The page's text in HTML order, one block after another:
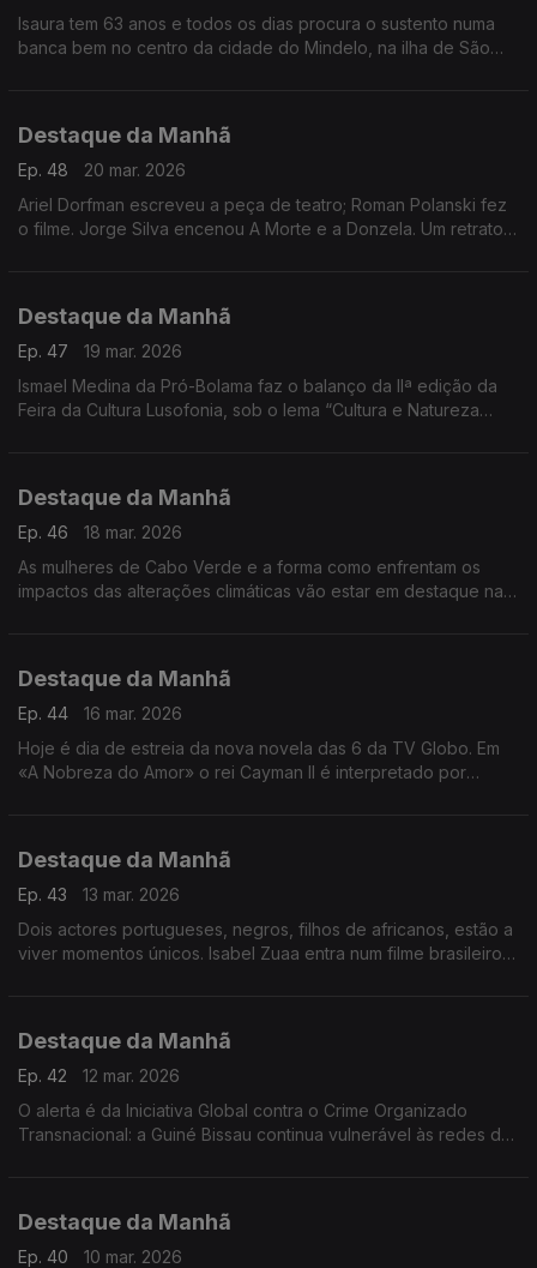
Isaura tem 63 anos e todos os dias procura o sustento numa
banca bem no centro da cidade do Mindelo, na ilha de São
Destaque da Manhã
Ep. 48
20 mar. 2026
Ariel Dorfman escreveu a peça de teatro; Roman Polanski fez
o filme. Jorge Silva encenou A Morte e a Donzela. Um retrato
Destaque da Manhã
Ep. 47
19 mar. 2026
Ismael Medina da Pró-Bolama faz o balanço da IIª edição da
Feira da Cultura Lusofonia, sob o lema “Cultura e Natureza
Destaque da Manhã
Ep. 46
18 mar. 2026
As mulheres de Cabo Verde e a forma como enfrentam os
impactos das alterações climáticas vão estar em destaque na
Destaque da Manhã
Ep. 44
16 mar. 2026
Hoje é dia de estreia da nova novela das 6 da TV Globo. Em
«A Nobreza do Amor» o rei Cayman II é interpretado por
Destaque da Manhã
Ep. 43
13 mar. 2026
Dois actores portugueses, negros, filhos de africanos, estão a
viver momentos únicos. Isabel Zuaa entra num filme brasileiro
Destaque da Manhã
Ep. 42
12 mar. 2026
O alerta é da Iniciativa Global contra o Crime Organizado
Transnacional: a Guiné Bissau continua vulnerável às redes de
Destaque da Manhã
Ep. 40
10 mar. 2026